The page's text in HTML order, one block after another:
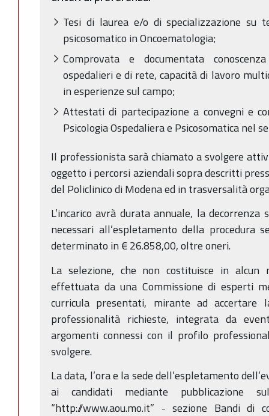
Tesi di laurea e/o di specializzazione su
psicosomatico in Oncoematologia;
Comprovata e documentata
ospedalieri e di rete, capacità di lavoro
in esperienze sul campo;
Attestati di partecipazione a convegni e
Psicologia Ospedaliera e Psicosomatica nel
Il professionista sarà chiamato a svolgere
oggetto i percorsi aziendali sopra descritti
del Policlinico di Modena ed in trasversalità
L’incarico avrà durata annuale, la
necessari all’espletamento della procedura
determinato in € 26.858,00, oltre oneri.
La selezione, che non costituisce in alcun
effettuata da una Commissione di esperti
curricula presentati, mirante ad accertare
professionalità richieste, integrata da
argomenti connessi con il profilo
svolgere.
La data, l’ora e la sede dell’espletamento
ai candidati mediante pubblicazione
“http://www.aou.mo.it” - sezione Bandi di